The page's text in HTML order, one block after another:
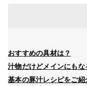
おすすめの具材は？
汁物だけどメインにもな
基本の豚汁レシピをご紹